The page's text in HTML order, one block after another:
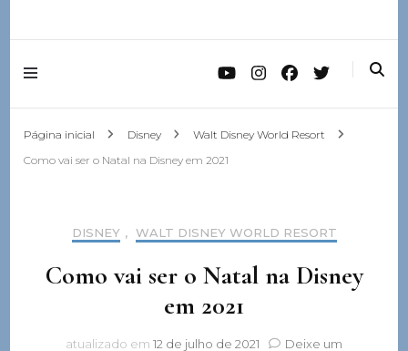
Página inicial Disney
Walt Disney World Resort
Como vai ser o Natal na Disney em 2021
DISNEY , WALT DISNEY WORLD RESORT
Como vai ser o Natal na Disney
em 2021
atualizado em 12 de julho de 2021
Deixe um